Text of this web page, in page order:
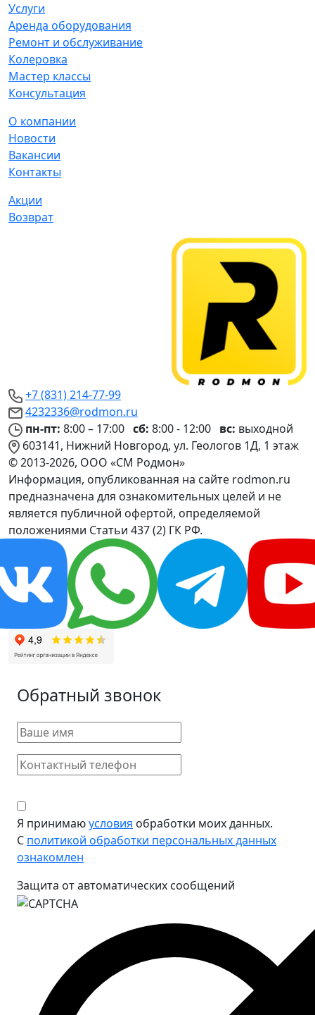
Услуги
Аренда оборудования
Ремонт и обслуживание
Колеровка
Мастер классы
Консультация
О компании
Новости
Вакансии
Контакты
Акции
Возврат
+7 (831) 214-77-99
4232336@rodmon.ru
пн-пт: 8:00 – 17:00 сб: 8:00 - 12:00 вс: выходной
603141, Нижний Новгород, ул. Геологов 1Д, 1 этаж
© 2013-2026, ООО «СМ Родмон»
Информация, опубликованная на сайте rodmon.ru
предназначена для ознакомительных целей и не
является публичной офертой, определяемой
положениями Статьи 437 (2) ГК РФ.
Обратный звонок
Я принимаюусловия обработки моих данных.
С политикой обработки персональных данных
ознакомлен
Защита от автоматических сообщений